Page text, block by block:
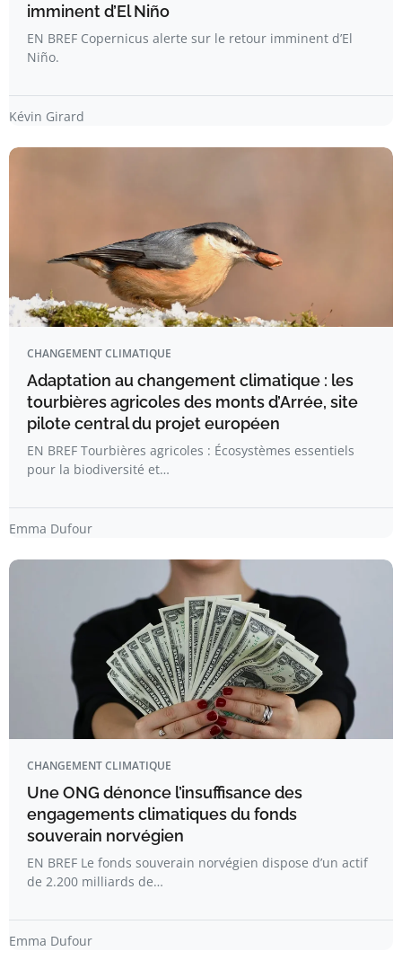
imminent d’El Niño
EN BREF Copernicus alerte sur le retour imminent d’El
Niño.
Kévin Girard
CHANGEMENT CLIMATIQUE
Adaptation au changement climatique : les
tourbières agricoles des monts d’Arrée, site
pilote central du projet européen
EN BREF Tourbières agricoles : Écosystèmes essentiels
pour la biodiversité et…
Emma Dufour
CHANGEMENT CLIMATIQUE
Une ONG dénonce l’insuffisance des
engagements climatiques du fonds
souverain norvégien
EN BREF Le fonds souverain norvégien dispose d’un actif
de 2.200 milliards de…
Emma Dufour